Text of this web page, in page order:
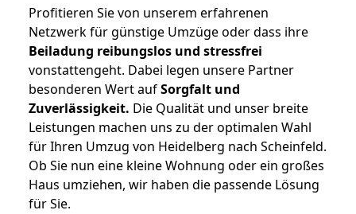
Profitieren Sie von unserem erfahrenen
Netzwerk für günstige Umzüge oder dass ihre
Beiladung reibungslos und stressfrei
vonstattengeht. Dabei legen unsere Partner
besonderen Wert aufSorgfalt und
Zuverlässigkeit. Die Qualität und unser breite
Leistungen machen uns zu der optimalen Wahl
für Ihren Umzug von Heidelberg nach Scheinfeld.
Ob Sie nun eine kleine Wohnung oder ein großes
Haus umziehen, wir haben die passende Lösung
für Sie.